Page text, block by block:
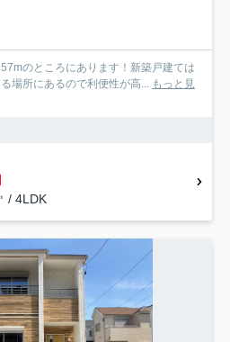
のところにあります！新築戸建ては
場所にあるので利便性が高... もっと見
/ 4LDK